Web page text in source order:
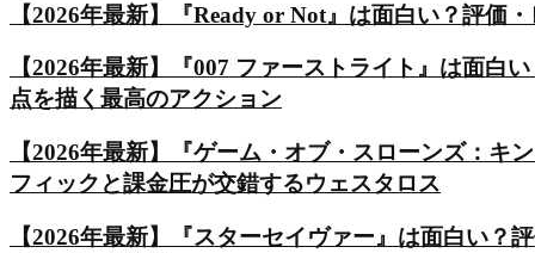
【2026年最新】『Ready or Not』は面白い？評価
【2026年最新】『007 ファーストライト』は面白
点を描く最高のアクション
【2026年最新】『ゲーム・オブ・スローンズ：
フィックと課金圧が交錯するウェスタロス
【2026年最新】『スターセイヴァー』は面白い